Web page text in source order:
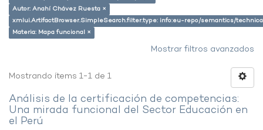
Autor: Anahí Chávez Ruesta ×
xmlui.ArtifactBrowser.SimpleSearch.filter.type: info:eu-repo/semantics/
Materia: Mapa funcional ×
Mostrar filtros avanzados
Mostrando ítems 1-1 de 1
Análisis de la certificación de competencias:
Una mirada funcional del Sector Educación en
el Perú